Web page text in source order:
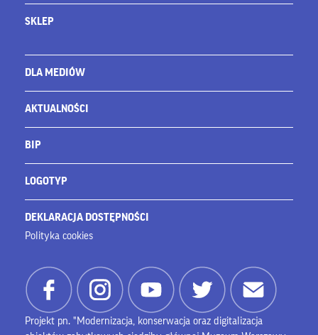
SKLEP
DLA MEDIÓW
AKTUALNOŚCI
BIP
LOGOTYP
DEKLARACJA DOSTĘPNOŚCI
Polityka cookies
Projekt pn. "Modernizacja, konserwacja oraz digitalizacja